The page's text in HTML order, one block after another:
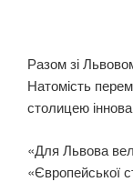
Разом зі
Натомість
столицею
«Для Львова
«Європейської